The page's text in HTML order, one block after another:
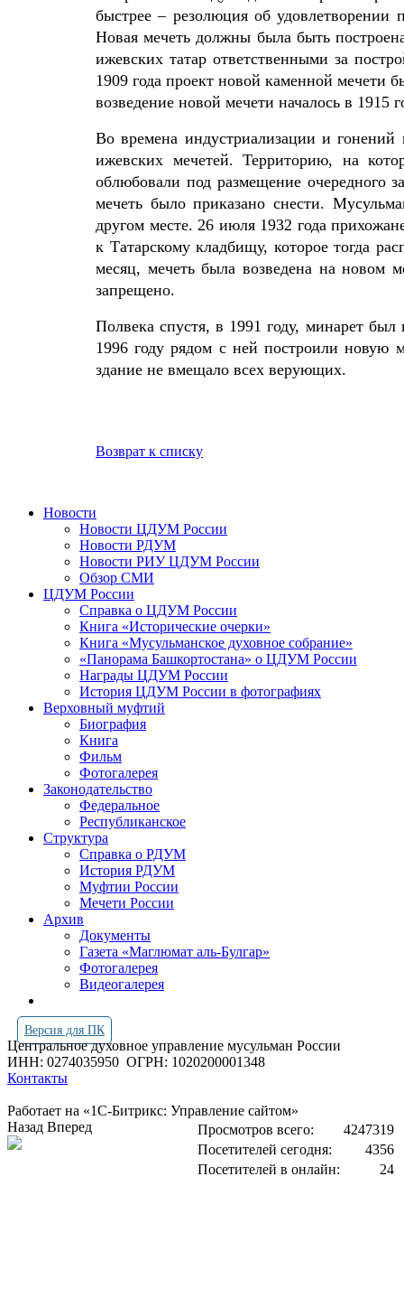
быстрее – резолюция об
Новая мечеть должны была быть
ижевских татар ответственными за
1909 года проект новой каменной мечети
возведение новой мечети началось в 1915
Во времена индустриализации и
ижевских мечетей. Территорию, на
облюбовали под размещение очередного
мечеть было приказано снести.
другом месте. 26 июля 1932 года
к Татарскому кладбищу, которое тогда
месяц, мечеть была возведена на новом
запрещено.
Полвека спустя, в 1991 году, минарет
1996 году рядом с ней построили новую
здание не вмещало всех верующих.
Возврат к списку
Новости
Новости ЦДУМ России
Новости РДУМ
Новости РИУ ЦДУМ России
Обзор СМИ
ЦДУМ России
Справка о ЦДУМ России
Книга «Исторические очерки»
Книга «Мусульманское духовное собрание»
«Панорама Башкортостана» о ЦДУМ России
Награды ЦДУМ России
История ЦДУМ России в фотографиях
Верховный муфтий
Биография
Книга
Фильм
Фотогалерея
Законодательство
Федеральное
Республиканское
Структура
Справка о РДУМ
История РДУМ
Муфтии России
Мечети России
Архив
Документы
Газета «Маглюмат аль-Булгар»
Фотогалерея
Видеогалерея
Версия для ПК
Центральное духовное управление мусульман России
ИНН: 0274035950 ОГРН: 1020200001348
Контакты
Работает на «1С-Битрикс: Управление сайтом»
Просмотров всего:
4247319
Посетителей сегодня:
4356
Посетителей в онлайн:
24
Назад Вперед